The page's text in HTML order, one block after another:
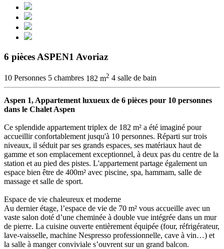
6 pièces ASPEN1 Avoriaz
10 Personnes 5 chambres 182 m2 4 salle de bain
Aspen 1, Appartement luxueux de 6 pièces pour 10 personnes
dans le Chalet Aspen
Ce splendide appartement triplex de 182 m² a été imaginé pour
accueillir confortablement jusqu'à 10 personnes. Réparti sur trois
niveaux, il séduit par ses grands espaces, ses matériaux haut de
gamme et son emplacement exceptionnel, à deux pas du centre de la
station et au pied des pistes. L'appartement partage également un
espace bien être de 400m² avec piscine, spa, hammam, salle de
massage et salle de sport.
Espace de vie chaleureux et moderne
Au dernier étage, l’espace de vie de 70 m² vous accueille avec un
vaste salon doté d’une cheminée à double vue intégrée dans un mur
de pierre. La cuisine ouverte entièrement équipée (four, réfrigérateur,
lave-vaisselle, machine Nespresso professionnelle, cave à vin…) et
la salle à manger conviviale s’ouvrent sur un grand balcon.